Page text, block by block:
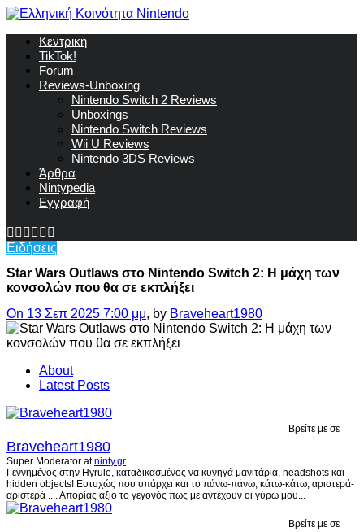
Κεντρική
TikTok!
Forum
Reviews-Unboxing
Nintendo Switch 2 Reviews
Unboxings
Nintendo Switch Reviews
Wii U Reviews
Nintendo 3DS Reviews
Άρθρα
Nintypedia
Εγγραφή
Ειδήσεις
Star Wars Outlaws στο Nintendo Switch 2: Η μάχη των
κονσολών που θα σε εκπλήξει
On 13 Σεπ 2025 7:00 μμ, by Braveheart1980
About
Latest Posts
Βρείτε με σε
Braveheart1980
Super Moderator atninty.gr
Γεννημένος στην Hyrule, καταδικασμένος να κυνηγά μανιτάρια, headshots και
hidden objects! Ευτυχώς που υπάρχει και το πάνω-πάνω, κάτω-κάτω, αριστερά-
αριστερά .... Απορίας άξιο το γεγονός πως με αντέχουν οι γύρω μου...
Βρείτε με σε